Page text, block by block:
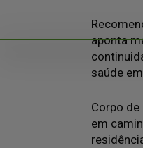
aponta
saúde
Corpo
em